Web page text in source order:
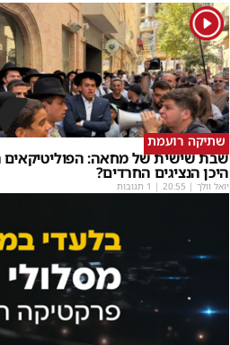
1
שתיקה רועמת
שבת שישית של מחאה: הפוליטיקאים
היכן הנציגים החרדים?
יואל וולך |
20:55 | 1 תגובות